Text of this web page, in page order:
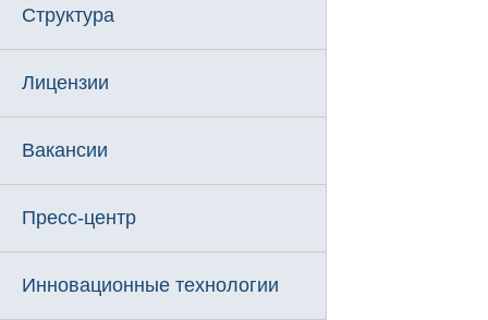
Структура
Лицензии
Вакансии
Пресс-центр
Инновационные технологии